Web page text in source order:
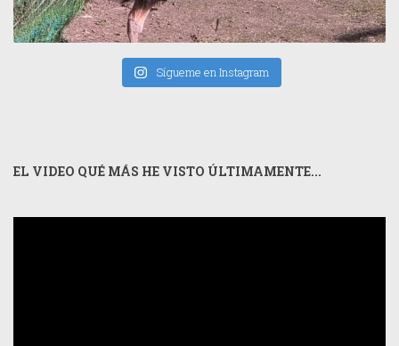
Sígueme en Instagram
EL VIDEO QUÉ MÁS HE VISTO ÚLTIMAMENTE...